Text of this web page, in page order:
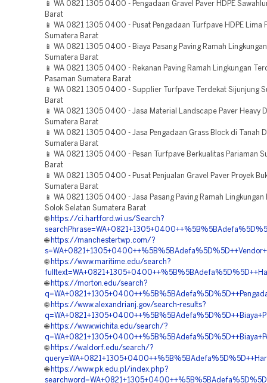
📱 WA 0821 1305 0400 - Pengadaan Gravel Paver HDPE
Barat
📱 WA 0821 1305 0400 - Pusat Pengadaan Turfpave HDPE Lima
Sumatera Barat
📱 WA 0821 1305 0400 - Biaya Pasang Paving Ramah
Sumatera Barat
📱 WA 0821 1305 0400 - Rekanan Paving Ramah Lingkungan
Pasaman Sumatera Barat
📱 WA 0821 1305 0400 - Supplier Turfpave Terdekat Sijunjung
Barat
📱 WA 0821 1305 0400 - Jasa Material Landscape Paver Heavy
Sumatera Barat
📱 WA 0821 1305 0400 - Jasa Pengadaan Grass Block di Tanah
Sumatera Barat
📱 WA 0821 1305 0400 - Pesan Turfpave Berkualitas Pariaman
Barat
📱 WA 0821 1305 0400 - Pusat Penjualan Gravel Paver Proyek
Sumatera Barat
📱 WA 0821 1305 0400 - Jasa Pasang Paving Ramah Lingkungan
Solok Selatan Sumatera Barat
🌐 https://ci.hartford.wi.us/Search?
🌐 https://manchestertwp.com/?
🌐 https://www.maritime.edu/search?
🌐 https://morton.edu/search?
🌐 https://www.alexandrianj.gov/search-results?
🌐 https://www.wichita.edu/search/?
🌐 https://waldorf.edu/search/?
🌐 https://www.pk.edu.pl/index.php?